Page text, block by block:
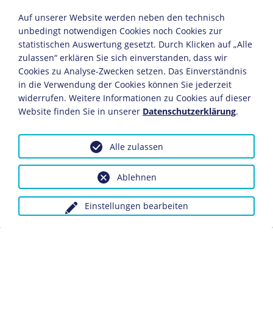
"KdD-Ferienreisen zur See"
Tagesprogramm einer Ferienreise der NS-
Gemeinschaft "Kraft durch Freude"
Deutschland, Juni 1938
21,8 x 13,8 cm
Bildnachweis: Deutsches Historisches Museum,
Berlin
Inv.-Nr.: Do2 2008/448
Dieses Objekt ist eingebunden in folgende LeMO-Seite:
Die NS-Gemeinschaft "Kraft durch Freude" (KdF)
Auf unserer Website werden neben den technisch
unbedingt notwendigen Cookies noch Cookies zur
statistischen Auswertung gesetzt. Durch Klicken auf „Alle
zulassen“ erklären Sie sich einverstanden, dass wir
Cookies zu Analyse-Zwecken setzen. Das Einverständnis
in die Verwendung der Cookies können Sie jederzeit
widerrufen. Weitere Informationen zu Cookies auf dieser
Website finden Sie in unserer Datenschutzerklärung.
Einstellungen bearbeiten
Ablehnen
Alle zulassen